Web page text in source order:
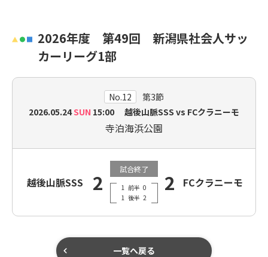
2026年度 第49回 新潟県社会人サッ
カーリーグ1部
No.12
第3節
2026.05.24SUN 15:00 越後山脈SSS vs FCクラニーモ
寺泊海浜公園
越後山脈SSS 2
試合終了
1 前半 0
1 後半 2
2 FCクラニーモ
一覧へ戻る